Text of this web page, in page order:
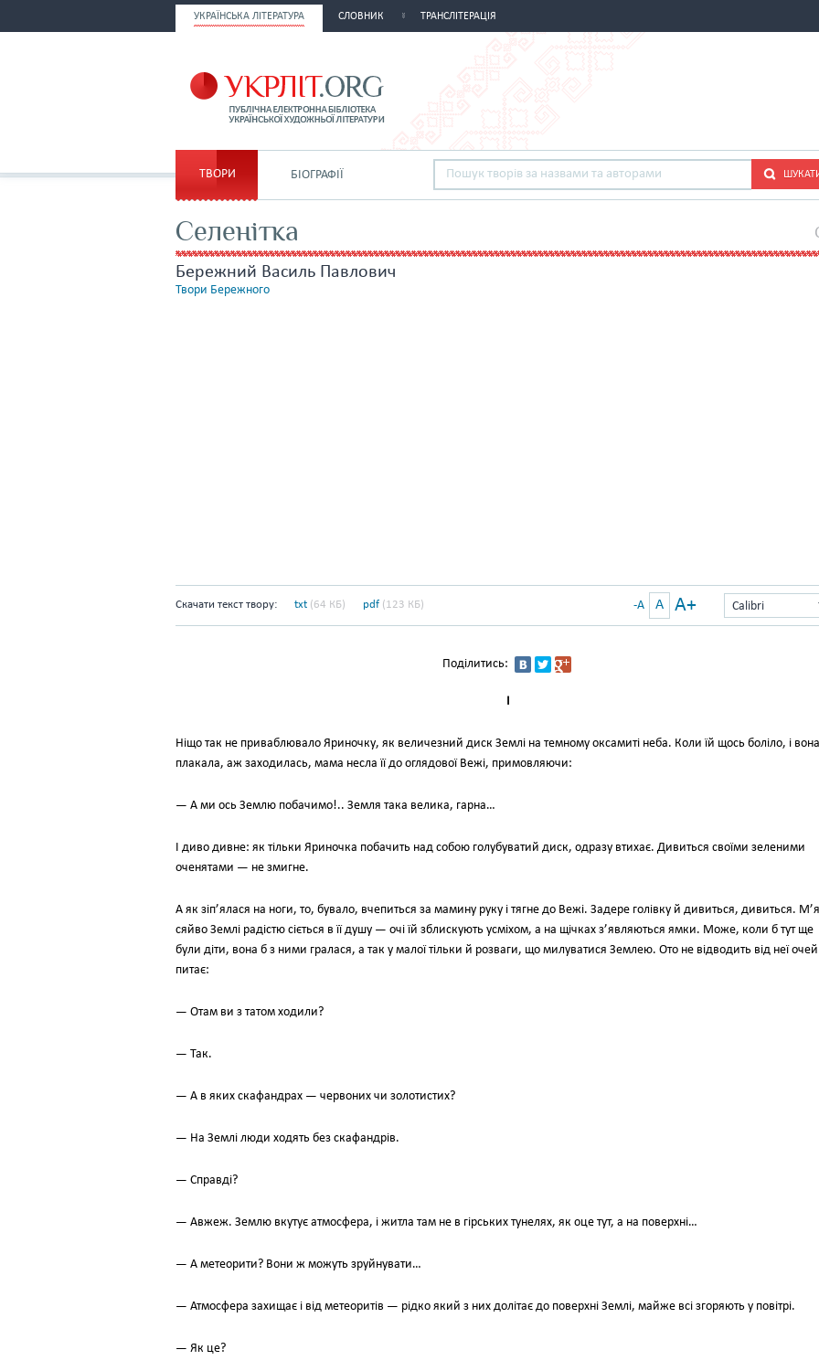
УКРАЇНСЬКА ЛІТЕРАТУРА СЛОВНИК ТРАНСЛІТЕРАЦІЯ
ТВОРИ БІОГРАФІЇ
Селенітка
Бережний Василь Павлович
Твори Бережного
Скачати текст твору: txt (64 КБ) pdf (123 КБ) Calibri
-A A A+
Поділитись:
І
Ніщо так не приваблювало Яриночку, як величезний диск Землі на темному оксамиті неба. Коли їй щось боліло, і вона
плакала, аж заходилась, мама несла її до оглядової Вежі, примовляючи:
— А ми ось Землю побачимо!.. Земля така велика, гарна…
І диво дивне: як тільки Яриночка побачить над собою голубуватий диск, одразу втихає. Дивиться своїми зеленими
оченятами — не змигне.
А як зіп’ялася на ноги, то, бувало, вчепиться за мамину руку і тягне до Вежі. Задере голівку й дивиться, дивиться.
сяйво Землі радістю сіється в її душу — очі їй зблискують усміхом, а на щічках з’являються ямки. Може, коли б тут ще
були діти, вона б з ними гралася, а так у малої тільки й розваги, що милуватися Землею. Ото не відводить від неї очей
питає:
— Отам ви з татом ходили?
— Так.
— А в яких скафандрах — червоних чи золотистих?
— На Землі люди ходять без скафандрів.
— Справді?
— Авжеж. Землю вкутує атмосфера, і житла там не в гірських тунелях, як оце тут, а на поверхні…
— А метеорити? Вони ж можуть зруйнувати…
— Атмосфера захищає і від метеоритів — рідко який з них долітає до поверхні Землі, майже всі згоряють у повітрі.
— Як це?